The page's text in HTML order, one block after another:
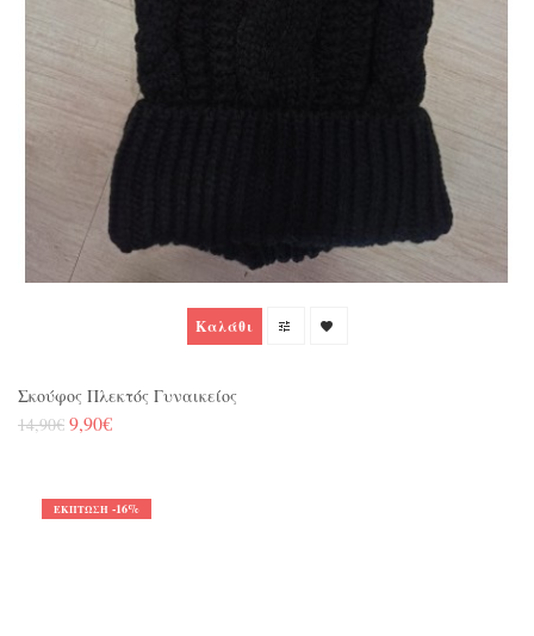
Καλάθι
Σκούφος Πλεκτός Γυναικείος
14,90€ 9,90€
ΈΚΠΤΩΣΗ -16%